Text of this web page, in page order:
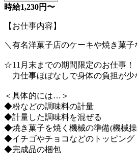
時給1,230円〜
【お仕事内容】
＼有名洋菓子店のケーキや焼き菓子
☆11月末までの期間限定のお仕事！
力仕事ほぼなしで身体の負担が少
＜具体的には…＞
◆粉などの調味料の計量
◆計量した調味料を混ぜる
◆焼き菓子を焼く機械の準備(機械
◆イチゴやチョコなどのトッピング
◆完成品の梱包